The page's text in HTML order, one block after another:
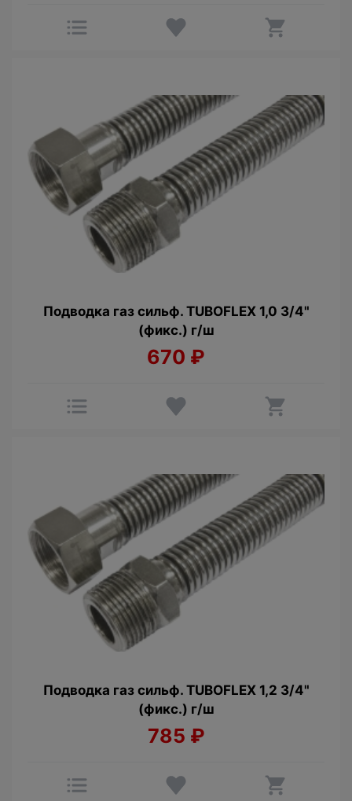
Подводка газ сильф. TUBOFLEX 1,0 3/4"
(фикс.) г/ш
670 ₽
Подводка газ сильф. TUBOFLEX 1,2 3/4"
(фикс.) г/ш
785 ₽